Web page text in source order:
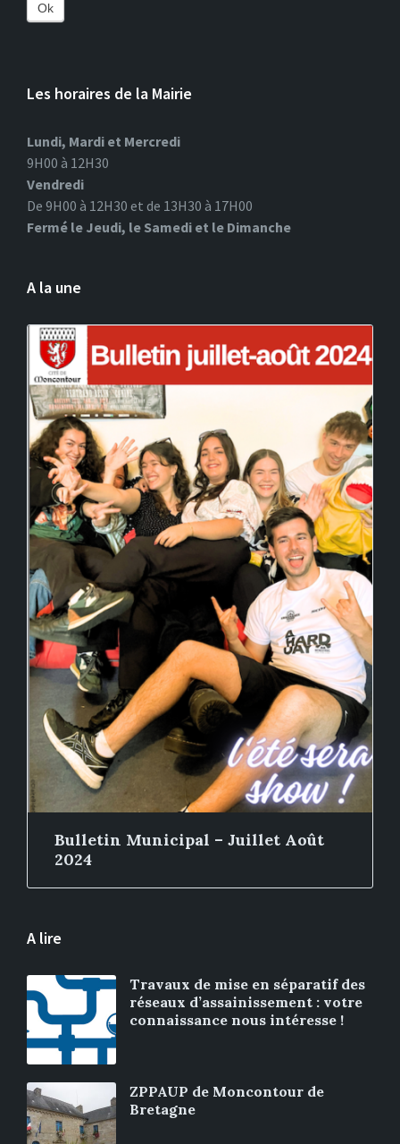
Ok
Les horaires de la Mairie
Lundi, Mardi et Mercredi
9H00 à 12H30
Vendredi
De 9H00 à 12H30 et de 13H30 à 17H00
Fermé le Jeudi, le Samedi et le Dimanche
A la une
Bulletin Municipal – Juillet Août
2024
A lire
Travaux de mise en séparatif des
réseaux d’assainissement : votre
connaissance nous intéresse !
ZPPAUP de Moncontour de
Bretagne